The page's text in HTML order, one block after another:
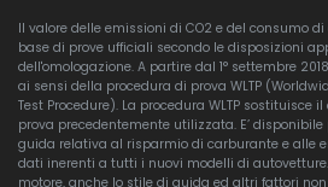
Il valore delle emissioni di CO2 e del consumo
base di prove ufficiali secondo le disposizioni
dell'omologazione. A partire dal 1° settembre
ai sensi della procedura di prova WLTP
Test Procedure). La procedura WLTP sostituisce
prova precedentemente utilizzata. E’
guida relativa al risparmio di carburante e alle
dati inerenti a tutti i nuovi modelli di
motore, anche lo stile di guida ed altri fattori